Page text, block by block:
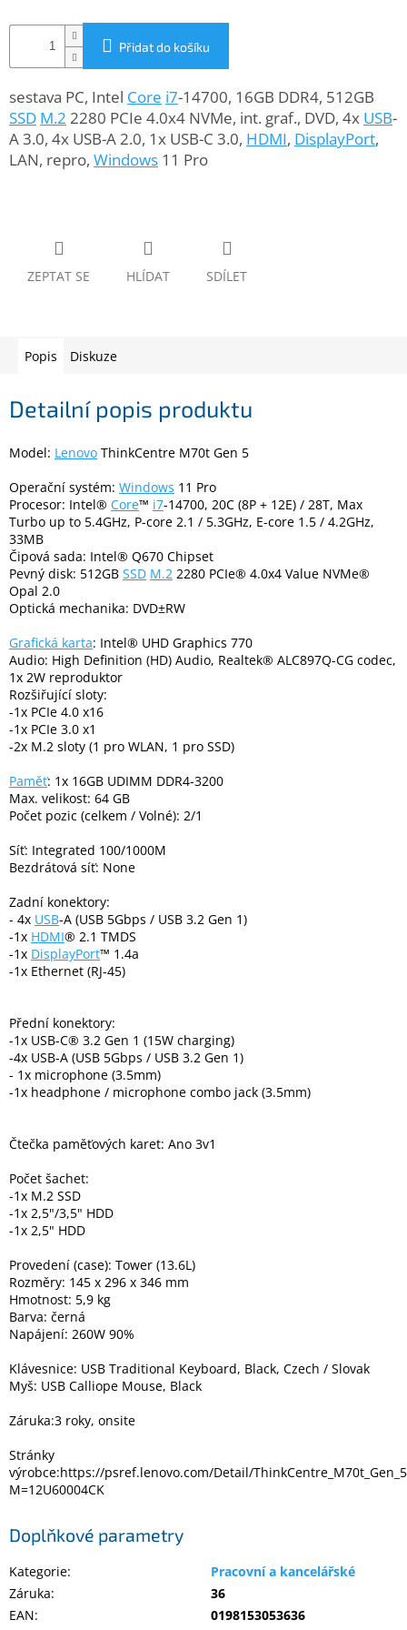
Gaming
Telefony
a
tablety
Cyklo
zahrada
notebooky
Elektronika
Domácnost
%
Black
Friday
Akční
zboží
TONERY
A
CARTRIDGE
Sestavy
počítačů
Inpraise
Kamerové
systémy
Doprodej
Přihlášení
Přidat do košíku
sestava PC, Intel Core i7-14700, 16GB DDR4, 512GB
SSD M.2 2280 PCIe 4.0x4 NVMe, int. graf., DVD, 4x USB-
A 3.0, 4x USB-A 2.0, 1x USB-C 3.0, HDMI, DisplayPort,
LAN, repro, Windows 11 Pro
ZEPTAT SE HLÍDAT SDÍLET
Popis Diskuze
Detailní popis produktu
Model: Lenovo ThinkCentre M70t Gen 5
Operační systém: Windows 11 Pro
Procesor: Intel® Core™ i7-14700, 20C (8P + 12E) / 28T, Max
Turbo up to 5.4GHz, P-core 2.1 / 5.3GHz, E-core 1.5 / 4.2GHz,
33MB
Čipová sada: Intel® Q670 Chipset
Pevný disk: 512GB SSD M.2 2280 PCIe® 4.0x4 Value NVMe®
Opal 2.0
Optická mechanika: DVD±RW
Grafická karta: Intel® UHD Graphics 770
Audio: High Definition (HD) Audio, Realtek® ALC897Q-CG codec,
1x 2W reproduktor
Rozšiřující sloty:
-1x PCIe 4.0 x16
-1x PCIe 3.0 x1
-2x M.2 sloty (1 pro WLAN, 1 pro SSD)
Paměť: 1x 16GB UDIMM DDR4-3200
Max. velikost: 64 GB
Počet pozic (celkem / Volné): 2/1
Síť: Integrated 100/1000M
Bezdrátová síť: None
Zadní konektory:
- 4x USB-A (USB 5Gbps / USB 3.2 Gen 1)
-1x HDMI® 2.1 TMDS
-1x DisplayPort™ 1.4a
-1x Ethernet (RJ-45)
Přední konektory:
-1x USB-C® 3.2 Gen 1 (15W charging)
-4x USB-A (USB 5Gbps / USB 3.2 Gen 1)
- 1x microphone (3.5mm)
-1x headphone / microphone combo jack (3.5mm)
Čtečka paměťových karet: Ano 3v1
Počet šachet:
-1x M.2 SSD
-1x 2,5"/3,5" HDD
-1x 2,5" HDD
Provedení (case): Tower (13.6L)
Rozměry: 145 x 296 x 346 mm
Hmotnost: 5,9 kg
Barva: černá
Napájení: 260W 90%
Klávesnice: USB Traditional Keyboard, Black, Czech / Slovak
Myš: USB Calliope Mouse, Black
Záruka:3 roky, onsite
Stránky
výrobce:https://psref.lenovo.com/Detail/
M=12U60004CK
Doplňkové parametry
Kategorie:
Pracovní a kancelářské
Záruka:
36
EAN:
0198153053636